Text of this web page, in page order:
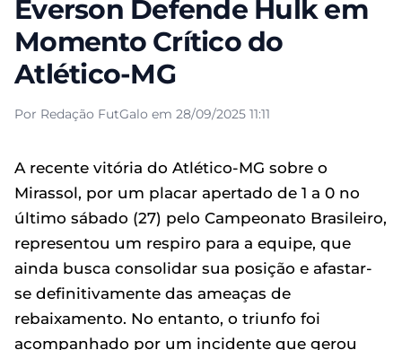
Everson Defende Hulk em
Momento Crítico do
Atlético-MG
Por Redação FutGalo em 28/09/2025 11:11
A recente vitória do Atlético-MG sobre o
Mirassol, por um placar apertado de 1 a 0 no
último sábado (27) pelo Campeonato Brasileiro,
representou um respiro para a equipe, que
ainda busca consolidar sua posição e afastar-
se definitivamente das ameaças de
rebaixamento. No entanto, o triunfo foi
acompanhado por um incidente que gerou